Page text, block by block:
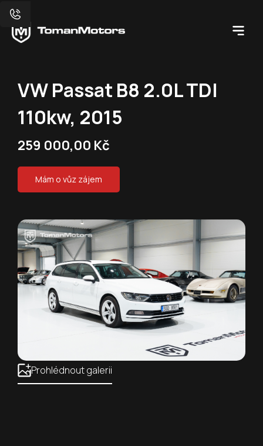
Prohlédnout galerii
VW Passat B8 2.0L TDI
110kw, 2015
259 000,00 Kč
Mám o vůz zájem